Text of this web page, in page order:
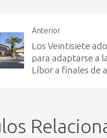
Anterior
Los Veintisiete
para adaptarse a
Líbor a finales de